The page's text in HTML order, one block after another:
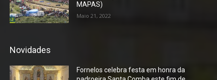
MAPAS)
Maio 21, 2022
Novidades
Fornelos celebra festa em honra da